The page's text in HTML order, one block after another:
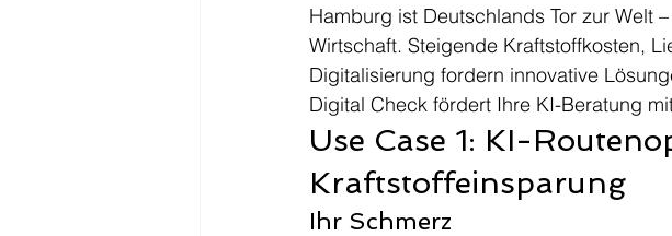
Hamburg ist Deutschlands Tor zur Welt
Wirtschaft. Steigende Kraftstoffkosten,
Digitalisierung fordern innovative
Digital Check fördert Ihre KI-Beratung
Use Case 1: KI-
Kraftstoffeinsparung
Ihr Schmerz